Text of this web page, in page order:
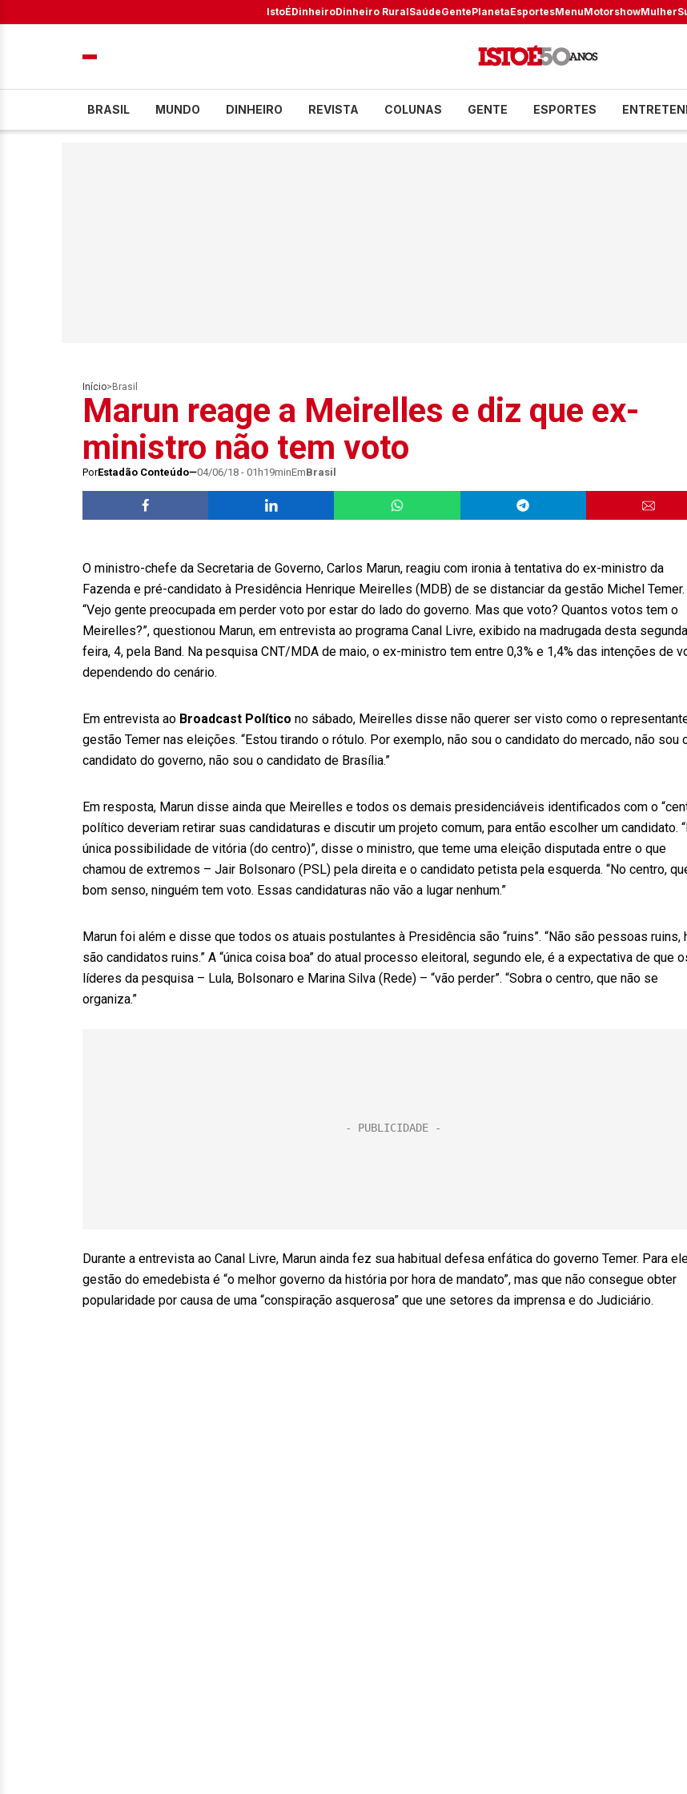
IstoÉDinheiroDinheiro RuralSaúdeGentePlanetaEsportesMenuMotorshowMulher
BRASIL MUNDO DINHEIRO REVISTA COLUNAS GENTE ESPORTES
Início> Brasil
Marun reage a Meirelles e diz que ex-
ministro não tem voto
PorEstadão Conteúdo 04/06/18 - 01h19minEmBrasil
O ministro-chefe da Secretaria de Governo, Carlos Marun, reagiu com ironia à tentativa do ex-ministro da
Fazenda e pré-candidato à Presidência Henrique Meirelles (MDB) de se distanciar da gestão Michel Temer.
“Vejo gente preocupada em perder voto por estar do lado do governo. Mas que voto? Quantos votos tem o
Meirelles?”, questionou Marun, em entrevista ao programa Canal Livre, exibido na madrugada desta
feira, 4, pela Band. Na pesquisa CNT/MDA de maio, o ex-ministro tem entre 0,3% e 1,4% das intenções de
dependendo do cenário.
Em entrevista ao Broadcast Político no sábado, Meirelles disse não querer ser visto como o
gestão Temer nas eleições. “Estou tirando o rótulo. Por exemplo, não sou o candidato do mercado, não sou
candidato do governo, não sou o candidato de Brasília.”
Em resposta, Marun disse ainda que Meirelles e todos os demais presidenciáveis identificados com o
político deveriam retirar suas candidaturas e discutir um projeto comum, para então escolher um candidato.
única possibilidade de vitória (do centro)”, disse o ministro, que teme uma eleição disputada entre o que
chamou de extremos – Jair Bolsonaro (PSL) pela direita e o candidato petista pela esquerda. “No centro,
bom senso, ninguém tem voto. Essas candidaturas não vão a lugar nenhum.”
Marun foi além e disse que todos os atuais postulantes à Presidência são “ruins”. “Não são pessoas ruins,
são candidatos ruins.” A “única coisa boa” do atual processo eleitoral, segundo ele, é a expectativa de que
líderes da pesquisa – Lula, Bolsonaro e Marina Silva (Rede) – “vão perder”. “Sobra o centro, que não se
organiza.”
Durante a entrevista ao Canal Livre, Marun ainda fez sua habitual defesa enfática do governo Temer. Para
gestão do emedebista é “o melhor governo da história por hora de mandato”, mas que não consegue obter
popularidade por causa de uma “conspiração asquerosa” que une setores da imprensa e do Judiciário.